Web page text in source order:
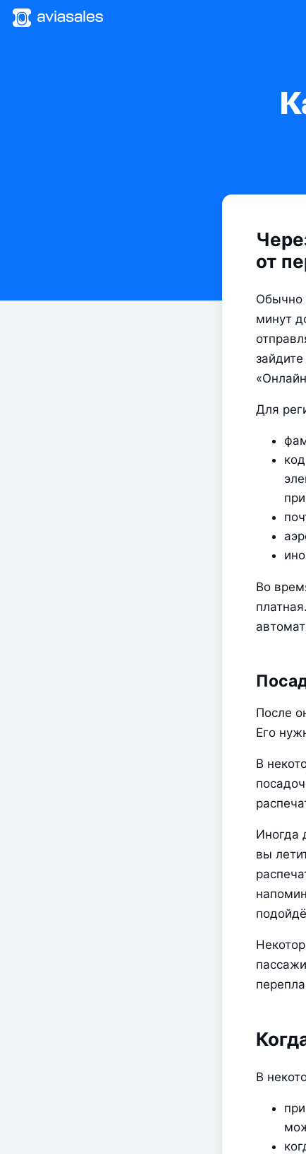
от
Обычно
минут
Для
Во
После
Его
В
Иногда
вы
В